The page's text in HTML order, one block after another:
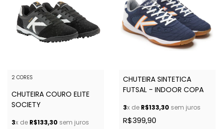
2 CORES
CHUTEIRA COURO ELITE
SOCIETY
3x de R$133,30 sem juros
CHUTEIRA SINTETICA
FUTSAL - INDOOR COPA
3x de R$133,30 sem juros
R$399,90